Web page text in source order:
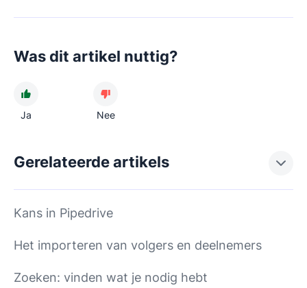
Was dit artikel nuttig?
Ja Nee
Gerelateerde artikels
Kans in Pipedrive
Het importeren van volgers en deelnemers
Zoeken: vinden wat je nodig hebt